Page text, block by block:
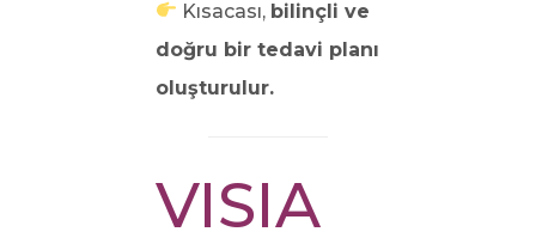
Kısacası, bilinçli ve
doğru bir tedavi planı
oluşturulur.
VISIA